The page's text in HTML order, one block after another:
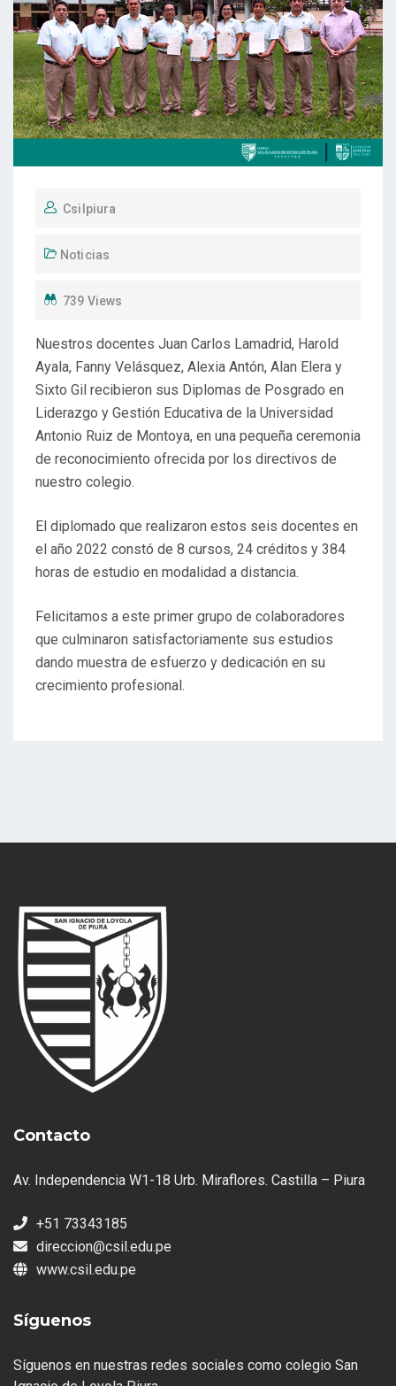
Csilpiura
Noticias
739 Views
Nuestros docentes Juan Carlos Lamadrid, Harold
Ayala, Fanny Velásquez, Alexia Antón, Alan Elera y
Sixto Gil recibieron sus Diplomas de Posgrado en
Liderazgo y Gestión Educativa de la Universidad
Antonio Ruiz de Montoya, en una pequeña ceremonia
de reconocimiento ofrecida por los directivos de
nuestro colegio.
El diplomado que realizaron estos seis docentes en
el año 2022 constó de 8 cursos, 24 créditos y 384
horas de estudio en modalidad a distancia.
Felicitamos a este primer grupo de colaboradores
que culminaron satisfactoriamente sus estudios
dando muestra de esfuerzo y dedicación en su
crecimiento profesional.
Contacto
Av. Independencia W1-18 Urb. Miraflores. Castilla – Piura
+51 73343185
direccion@csil.edu.pe
www.csil.edu.pe
Síguenos
Síguenos en nuestras redes sociales como colegio San